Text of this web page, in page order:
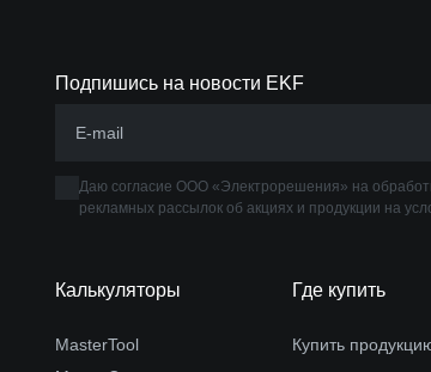
Подпишись на новости EKF
Даю согласие ООО «Электрорешения» на
рекламных рассылок об акциях и продукции на
Калькуляторы
MasterTool
Где купить
Купить